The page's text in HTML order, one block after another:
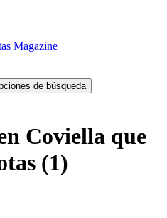
Magazine
de búsqueda
Coviella que
(1)